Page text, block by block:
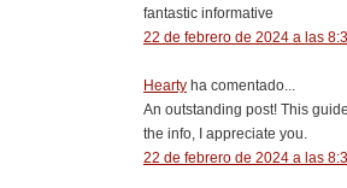
fantastic informative
22 de febrero de 2024 a las
Hearty ha comentado...
An outstanding post! This
the info, I appreciate you.
22 de febrero de 2024 a las